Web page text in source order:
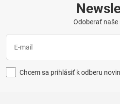
Odoberať naše
Chcem sa prihlásiť k odberu